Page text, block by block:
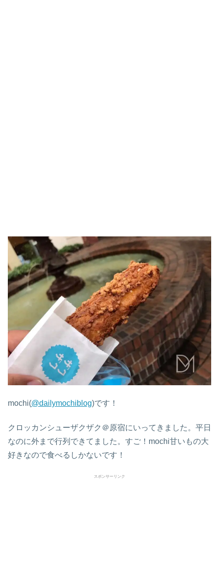
mochi(@dailymochiblog)です！
クロッカンシューザクザク＠原宿にいってきました。平日
なのに外まで行列できてました。すご！mochi甘いもの大
好きなので食べるしかないです！
スポンサーリンク